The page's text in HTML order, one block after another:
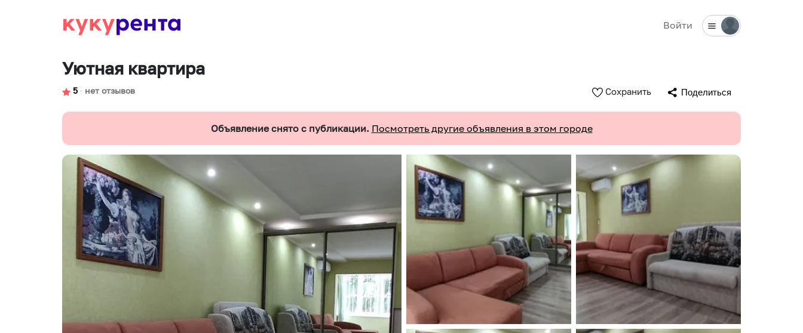
Войти
Уютная квартира
5 ∙ нет отзывов Сохранить Поделиться
Объявление снято с публикации. Посмотреть другие объявления в этом городе